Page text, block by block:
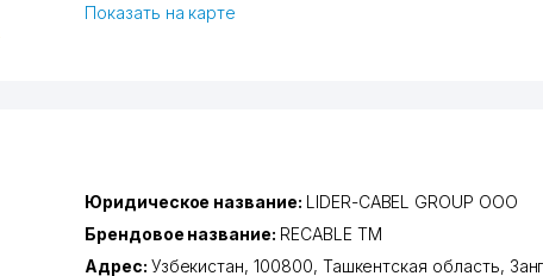
Показать на карте
Юридическое название: LIDER-CABEL GROUP ООО
Брендовое название: RECABLE ТМ
Адрес: Узбекистан, 100800, Ташкентская область,